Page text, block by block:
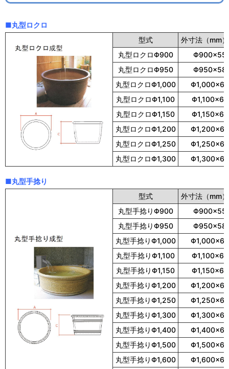
■丸型ロクロ
型式
外寸法（mm
丸型ロクロΦ900
丸型ロクロΦ950
丸型ロクロΦ1,000
丸型ロクロΦ1,100
丸型ロクロΦ1,150
丸型ロクロΦ1,200
丸型ロクロΦ1,250
丸型ロクロΦ1,300
■丸型手捻り
型式
外寸法（mm
丸型手捻りΦ900
丸型手捻りΦ950
丸型手捻りΦ1,000
丸型手捻りΦ1,100
丸型手捻りΦ1,150
丸型手捻りΦ1,200
丸型手捻りΦ1,250
丸型手捻りΦ1,300
丸型手捻りΦ1,400
丸型手捻りΦ1,500
丸型手捻りΦ1,600